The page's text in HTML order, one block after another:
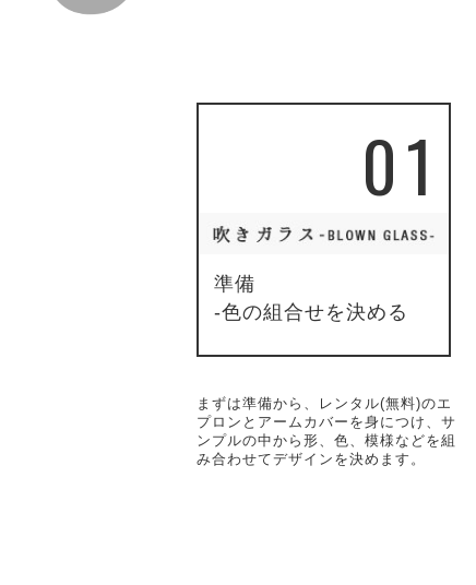
01
準備
-色の組合せを決める
まずは準備から、レンタル(無料)のエ
プロンとアームカバーを身につけ、サ
ンプルの中から形、色、模様などを組
み合わせてデザインを決めます。